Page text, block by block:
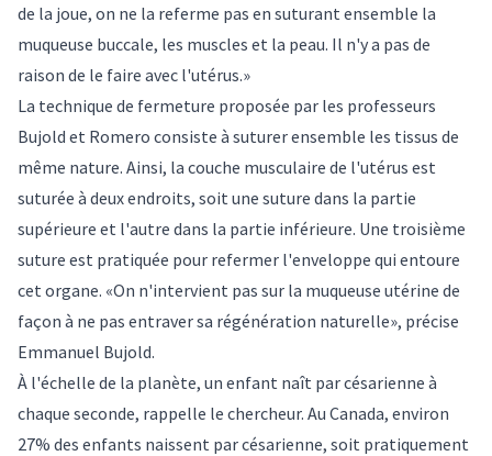
de la joue, on ne la referme pas en suturant ensemble la
muqueuse buccale, les muscles et la peau. Il n'y a pas de
raison de le faire avec l'utérus.»
La technique de fermeture proposée par les professeurs
Bujold et Romero consiste à suturer ensemble les tissus de
même nature. Ainsi, la couche musculaire de l'utérus est
suturée à deux endroits, soit une suture dans la partie
supérieure et l'autre dans la partie inférieure. Une troisième
suture est pratiquée pour refermer l'enveloppe qui entoure
cet organe. «On n'intervient pas sur la muqueuse utérine de
façon à ne pas entraver sa régénération naturelle», précise
Emmanuel Bujold.
À l'échelle de la planète, un enfant naît par césarienne à
chaque seconde, rappelle le chercheur. Au Canada, environ
27% des enfants naissent par césarienne, soit pratiquement